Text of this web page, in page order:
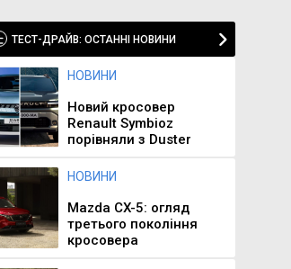
ТЕСТ-ДРАЙВ: ОСТАННІ НОВИНИ
НОВИНИ
Новий кросовер
Renault Symbioz
порівняли з Duster
НОВИНИ
Mazda CX-5: огляд
третього покоління
кросовера